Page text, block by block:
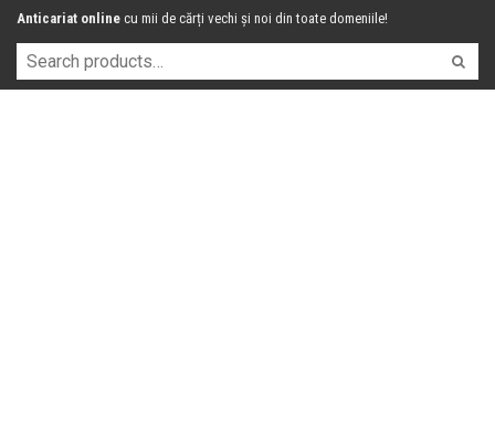
Anticariat online cu mii de cărți vechi și noi din toate domeniile!